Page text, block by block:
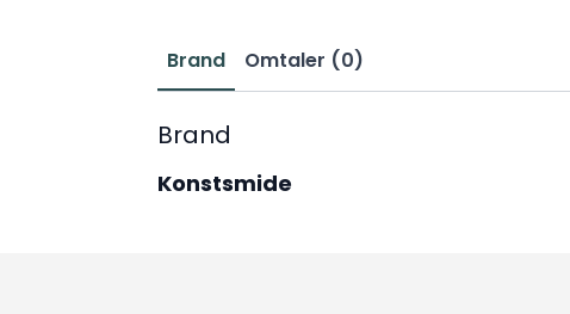
Brand Omtaler (0)
Brand
Konstsmide